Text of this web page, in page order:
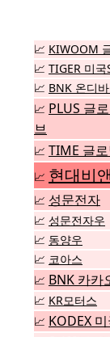
📈 KIWOOM
📈 TIGER 미
📈 BNK 온디
📈 PLUS 글
브
📈 TIME 글
📈 현대비
📈 성문전자
📈 성문전자우
📈 동양우
📈 코아스
📈 BNK 카카
📈 KR모터스
📈 KODEX